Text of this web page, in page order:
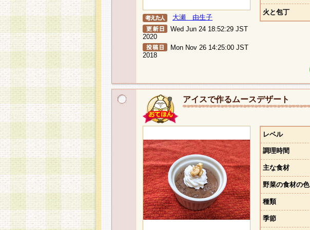
大瀬 由生子
Wed Jun 24 18:52:29 JST
2020
Mon Nov 26 14:25:00 JST
2018
火と包丁
アイスで作るムースデザート
レベル
調理時間
主な食材
野菜の食材の色
種類
季節